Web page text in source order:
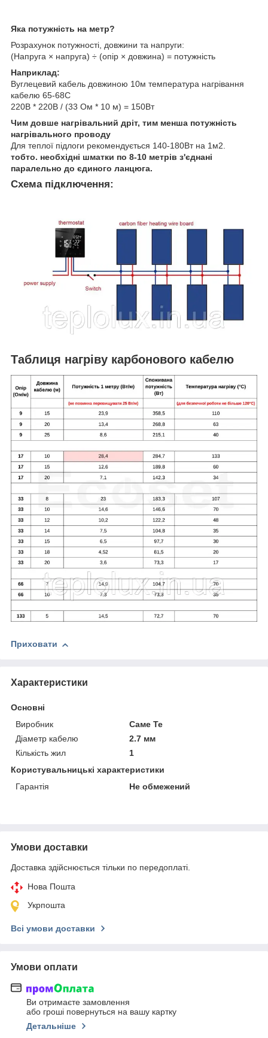
Яка потужність на метр?
Розрахунок потужності, довжини та напруги:
(Напруга × напруга) ÷ (опір × довжина) = потужність
Наприклад:
Вуглецевий кабель довжиною 10м температура нагрівання
кабелю 65-68С
220В * 220В / (33 Ом * 10 м) = 150Вт
Чим довше нагрівальний дріт, тим менша потужність
нагрівального проводу
Для теплої підлоги рекомендується 140-180Вт на 1м2.
тобто. необхідні шматки по 8-10 метрів з'єднані
паралельно до єдиного ланцюга.
Схема підключення:
Таблиця нагріву карбонового кабелю
Приховати
Характеристики
Основні
Виробник
Саме Те
Діаметр кабелю
2.7 мм
Кількість жил
1
Користувальницькі характеристики
Гарантія
Не обмежений
Умови доставки
Доставка здійснюється тільки по передоплаті.
Нова Пошта
Укрпошта
Всі умови доставки
Умови оплати
Ви отримаєте замовлення
або гроші повернуться на вашу картку
Детальніше